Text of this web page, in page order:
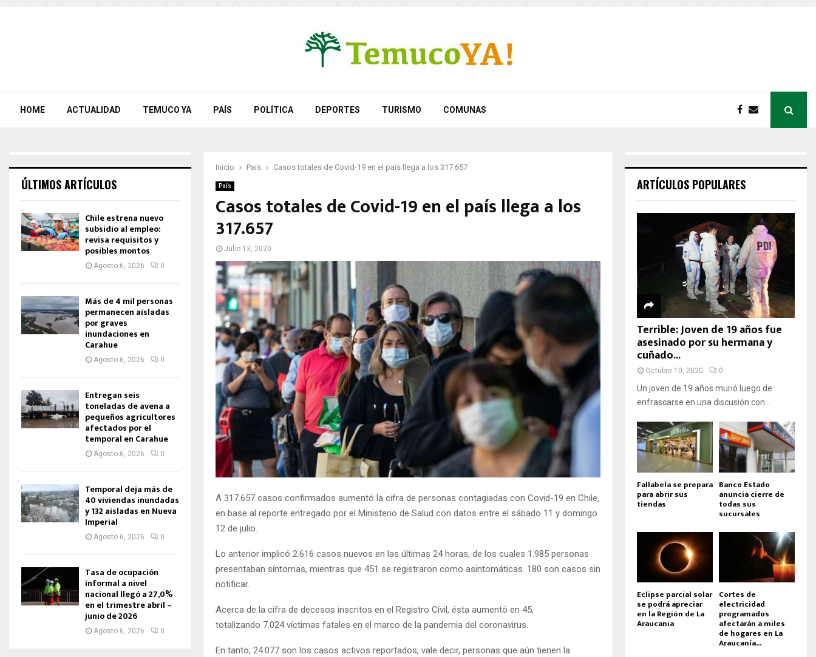
HOME ACTUALIDAD TEMUCO YA PAÍS POLÍTICA DEPORTES TURISMO COMUNAS
Inicio País Casos totales de Covid-19 en el país llega a los 317.657
País
Casos totales de Covid-19 en el país llega a los
317.657
Julio 13, 2020
A 317.657 casos confirmados aumentó la cifra de personas contagiadas con Covid-19 en Chile,
en base al reporte entregado por el Ministerio de Salud con datos entre el sábado 11 y domingo
12 de julio.
Lo anterior implicó 2.616 casos nuevos en las últimas 24 horas, de los cuales 1.985 personas
presentaban síntomas, mientras que 451 se registraron como asintomáticas. 180 son casos sin
notificar.
Acerca de la cifra de decesos inscritos en el Registro Civil, ésta aumentó en 45,
totalizando 7.024 víctimas fatales en el marco de la pandemia del coronavirus.
En tanto, 24.077 son los casos activos reportados, vale decir, personas que aún tienen la
ÚLTIMOS ARTÍCULOS
Chile estrena nuevo
subsidio al empleo:
revisa requisitos y
posibles montos
Agosto 6, 2026 0
Más de 4 mil personas
permanecen aisladas
por graves
inundaciones en
Carahue
Agosto 6, 2026 0
Entregan seis
toneladas de avena a
pequeños agricultores
afectados por el
temporal en Carahue
Agosto 6, 2026 0
Temporal deja más de
40 viviendas inundadas
y 132 aisladas en Nueva
Imperial
Agosto 6, 2026 0
Tasa de ocupación
informal a nivel
nacional llegó a 27,0%
en el trimestre abril –
junio de 2026
Agosto 6, 2026 0
ARTÍCULOS POPULARES
Terrible: Joven de 19 años fue
asesinado por su hermana y
cuñado...
Octubre 10, 2020 0
Un joven de 19 años murió luego de
enfrascarse en una discusión con...
Fallabela se prepara
para abrir sus
tiendas
Banco Estado
anuncia cierre de
todas sus
sucursales
Eclipse parcial solar
se podrá apreciar
en la Región de La
Araucania
Cortes de
electricidad
programados
afectarán a miles
de hogares en La
Araucanía...